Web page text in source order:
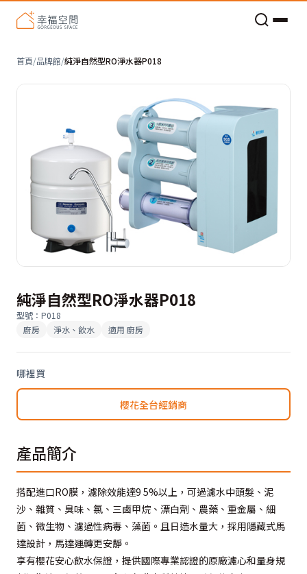
首頁/品牌館/純淨自然型RO淨水器P018
純淨自然型RO淨水器P018
型號 ： P018
廚房
淨水、飲水 適用 廚房
哪裡買
櫻花全台經銷商
產品簡介
搭配進口RO膜，濾除效能達9 5%以上，可過濾水中頭髮、泥
沙、雜質、臭味、氯、三鹵甲烷、漂白劑、農藥、重金屬、細
菌、微生物、濾過性病毒、藻菌。且日造水量大，採用隱藏式馬
達設計，馬達運轉更安靜。
享有櫻花安心飲水保證，提供國際專業認證的原廠濾心和量身規